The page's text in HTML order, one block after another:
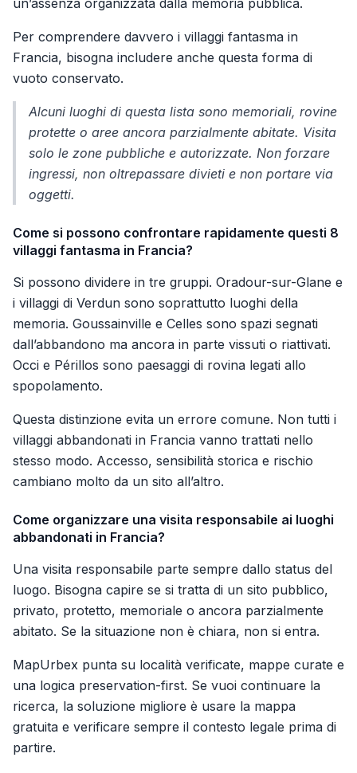
un’assenza organizzata dalla memoria pubblica.
Per comprendere davvero i villaggi fantasma in
Francia, bisogna includere anche questa forma di
vuoto conservato.
Alcuni luoghi di questa lista sono memoriali, rovine
protette o aree ancora parzialmente abitate. Visita
solo le zone pubbliche e autorizzate. Non forzare
ingressi, non oltrepassare divieti e non portare via
oggetti.
Come si possono confrontare rapidamente questi 8
villaggi fantasma in Francia?
Si possono dividere in tre gruppi. Oradour-sur-Glane e
i villaggi di Verdun sono soprattutto luoghi della
memoria. Goussainville e Celles sono spazi segnati
dall’abbandono ma ancora in parte vissuti o riattivati.
Occi e Périllos sono paesaggi di rovina legati allo
spopolamento.
Questa distinzione evita un errore comune. Non tutti i
villaggi abbandonati in Francia vanno trattati nello
stesso modo. Accesso, sensibilità storica e rischio
cambiano molto da un sito all’altro.
Come organizzare una visita responsabile ai luoghi
abbandonati in Francia?
Una visita responsabile parte sempre dallo status del
luogo. Bisogna capire se si tratta di un sito pubblico,
privato, protetto, memoriale o ancora parzialmente
abitato. Se la situazione non è chiara, non si entra.
MapUrbex punta su località verificate, mappe curate e
una logica preservation-first. Se vuoi continuare la
ricerca, la soluzione migliore è usare la mappa
gratuita e verificare sempre il contesto legale prima di
partire.